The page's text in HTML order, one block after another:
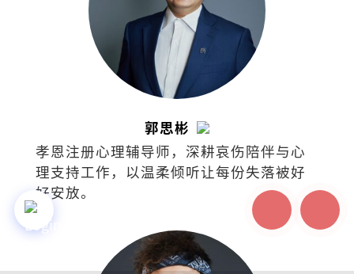
郭思彬
孝恩注册心理辅导师，深耕哀伤陪伴与心
理支持工作，以温柔倾听让每份失落被好
好安放。